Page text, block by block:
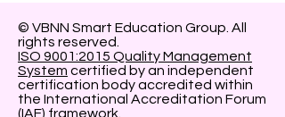
© VBNN Smart Education Group. All
rights reserved.
ISO 9001:2015 Quality Management
System certified by an independent
certification body accredited within
the International Accreditation Forum
(IAF) framework.